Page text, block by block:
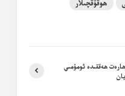
ھوقۇقچىلار
ھەققىدە ئومۇمىي